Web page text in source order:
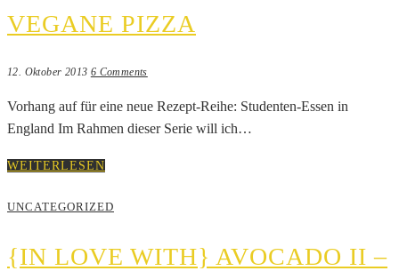
VEGANE PIZZA
12. Oktober 2013 6 Comments
Vorhang auf für eine neue Rezept-Reihe: Studenten-Essen in
England Im Rahmen dieser Serie will ich…
WEITERLESEN
UNCATEGORIZED
{IN LOVE WITH} AVOCADO II –